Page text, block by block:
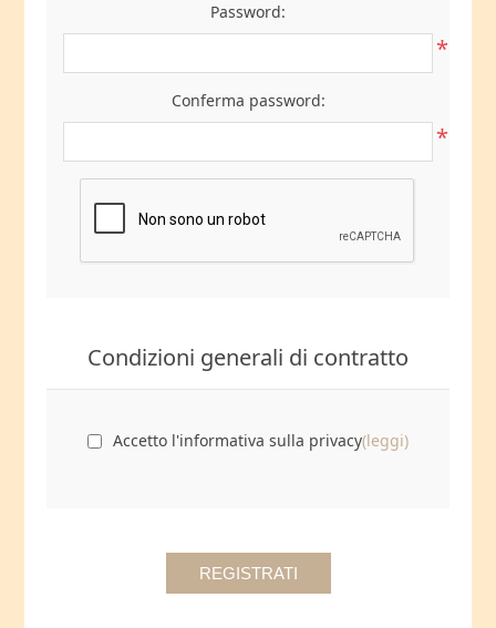
Password:
*
Conferma password:
*
Condizioni generali di contratto
Accetto l'informativa sulla privacy(leggi)